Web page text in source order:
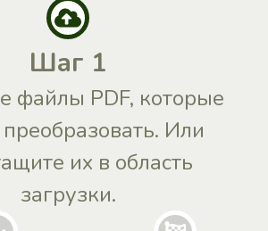
Шаг 1
файлы PDF, которые
преобразовать. Или
их в область
загрузки.